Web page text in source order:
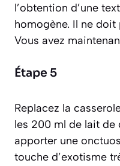
l’obtention d’une
homogène. Il ne doit
Vous avez
Étape 5
Replacez la
les 200 ml de lait de
apporter une
touche d’exotisme